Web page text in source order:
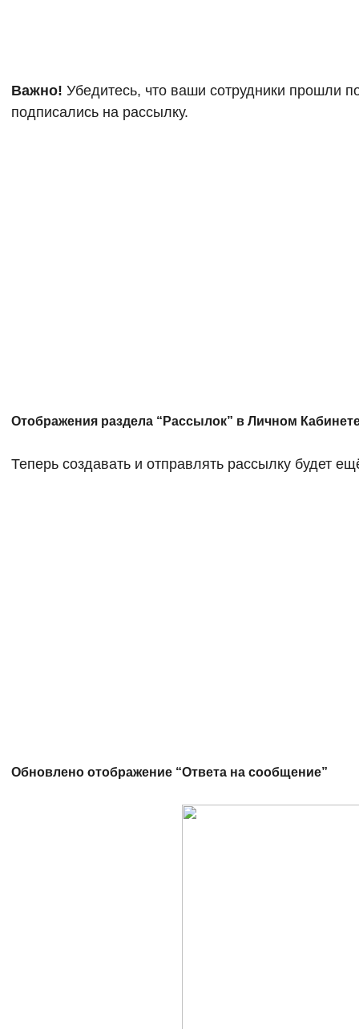
Важно! Убедитесь, что ваши сотрудники прошли
подписались на рассылку.
Отображения раздела “Рассылок” в Личном
Теперь создавать и отправлять рассылку будет
Обновлено отображение “Ответа на сообщение”